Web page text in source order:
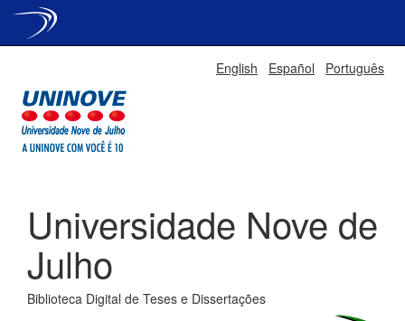
English Español Português
Universidade Nove de
Julho
Biblioteca Digital de Teses e Dissertações